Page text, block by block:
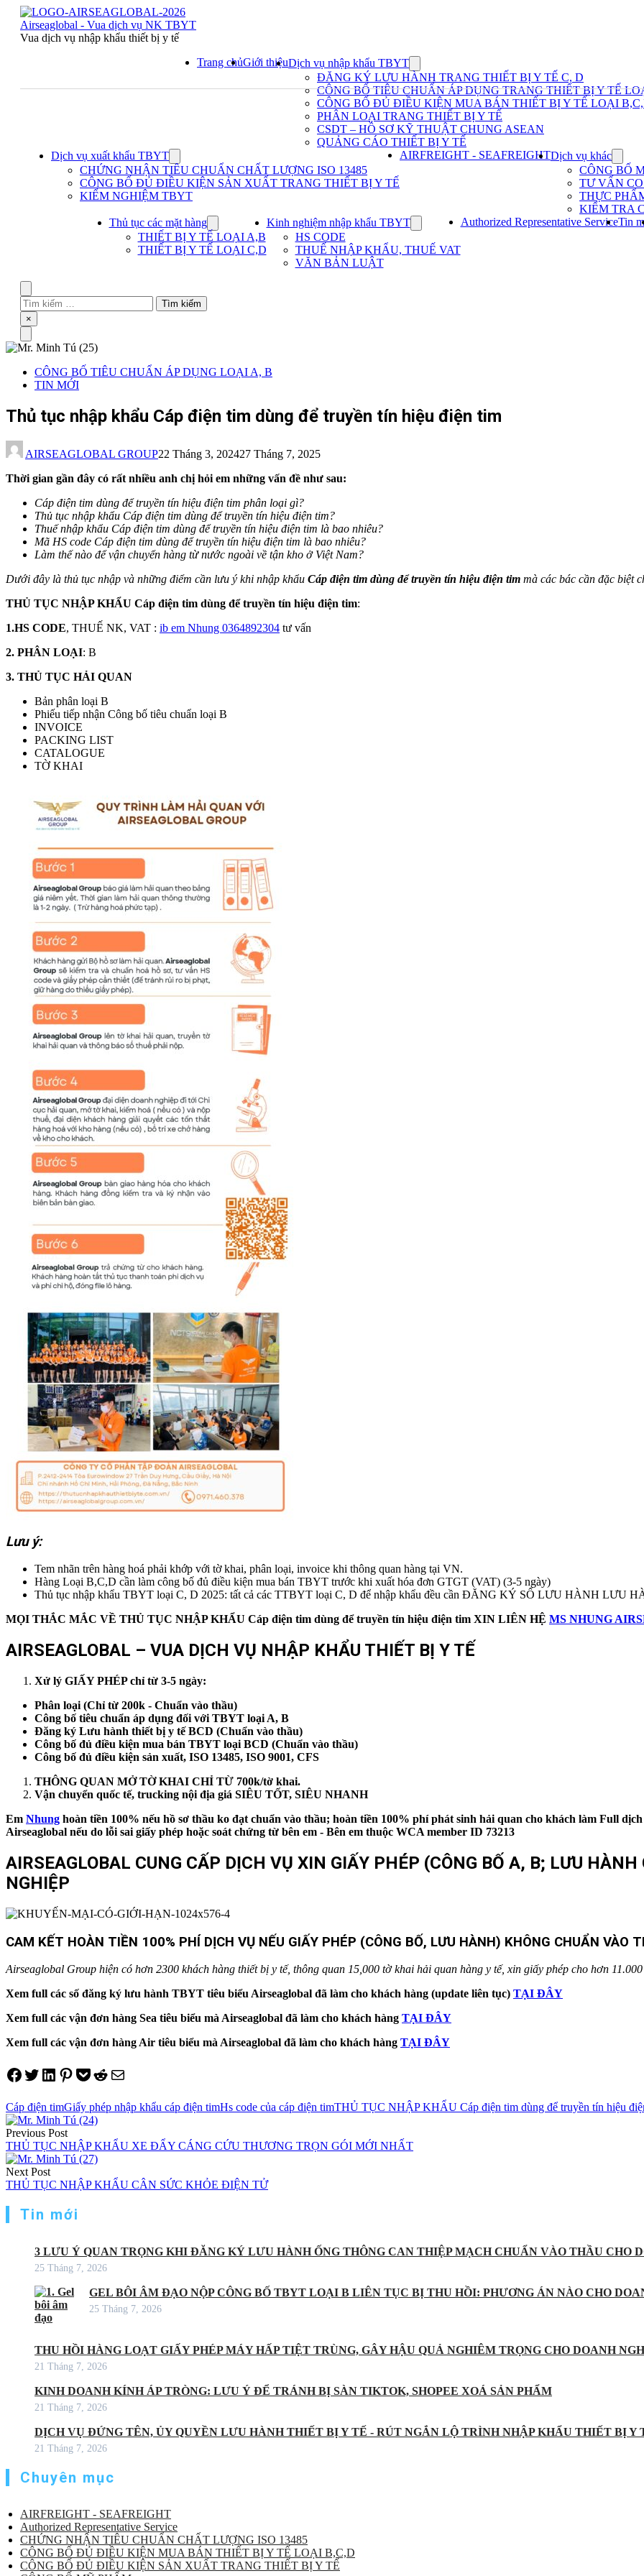
Skip
content
Airseaglobal - Vua dịch vụ NK TBYT
Vua dịch vụ nhập khẩu thiết bị y tế
Trang chủGiới thiệuDịch vụ nhập khẩu TBYT
submenu
for
Dịch
vụ
nhập
khẩu
TBYT
ĐĂNG KÝ LƯU HÀNH TRANG THIẾT BỊ Y TẾ C, D
CÔNG BỐ TIÊU CHUẨN ÁP DỤNG TRANG THIẾT BỊ Y TẾ
CÔNG BỐ ĐỦ ĐIỀU KIỆN MUA BÁN THIẾT BỊ Y TẾ LOẠI
PHÂN LOẠI TRANG THIẾT BỊ Y TẾ
CSDT – HỒ SƠ KỸ THUẬT CHUNG ASEAN
QUẢNG CÁO THIẾT BỊ Y TẾ
Dịch vụ xuất khẩu TBYT
submenu
for
Dịch
vụ
khẩu
TBYT
CHỨNG NHẬN TIÊU CHUẨN CHẤT LƯỢNG ISO 13485
CÔNG BỐ ĐỦ ĐIỀU KIỆN SẢN XUẤT TRANG THIẾT BỊ Y TẾ
KIỂM NGHIỆM TBYT
AIRFREIGHT - SEAFREIGHTDịch vụ khác
for
Dịch
vụ
khác
CÔNG BỐ
TƯ VẤN
THỰC
KIỂM TRA
Thủ tục các mặt hàng
submenu
for
Thủ
THIẾT BỊ Y TẾ LOẠI A,B
THIẾT BỊ Y TẾ LOẠI C,D
Kinh nghiệm nhập khẩu TBYT
submenu
for
Kinh
HS CODE
THUẾ NHẬP KHẨU, THUẾ VAT
VĂN BẢN LUẬT
Authorized Representative ServiceTin
Tìm
kiếm
cho:
Close
×
CÔNG BỐ TIÊU CHUẨN ÁP DỤNG LOẠI A, B
TIN MỚI
Thủ tục nhập khẩu Cáp điện tim dùng để truyền tín hiệu điện tim
AIRSEAGLOBAL GROUP22 Tháng 3, 202427 Tháng 7, 2025
Thời gian gần đây có rất nhiều anh chị hỏi em những vấn đề như sau:
Cáp điện tim dùng để truyền tín hiệu điện tim phân loại gì?
Thủ tục nhập khẩu Cáp điện tim dùng để truyền tín hiệu điện tim?
Thuế nhập khẩu Cáp điện tim dùng để truyền tín hiệu điện tim là bao nhiêu?
Mã HS code Cáp điện tim dùng để truyền tín hiệu điện tim là bao nhiêu?
Làm thế nào để vận chuyển hàng từ nước ngoài về tận kho ở Việt Nam?
Dưới đây là thủ tục nhập và những điểm cần lưu ý khi nhập khẩu Cáp điện tim dùng để truyền tín hiệu điện tim mà các bác cần đặc biệt
THỦ TỤC NHẬP KHẨU Cáp điện tim dùng để truyền tín hiệu điện tim:
1.HS CODE, THUẾ NK, VAT : ib em Nhung 0364892304 tư vấn
2. PHÂN LOẠI: B
3. THỦ TỤC HẢI QUAN
Bản phân loại B
Phiếu tiếp nhận Công bố tiêu chuẩn loại B
INVOICE
PACKING LIST
CATALOGUE
TỜ KHAI
Lưu ý:
Tem nhãn trên hàng hoá phải khớp với tờ khai, phân loại, invoice khi thông quan hàng tại VN.
Hàng Loại B,C,D cần làm công bố đủ điều kiện mua bán TBYT trước khi xuất hóa đơn GTGT (VAT) (3-5 ngày)
Thủ tục nhập khẩu TBYT loại C, D 2025: tất cả các TTBYT loại C, D để nhập khẩu đều cần ĐĂNG KÝ SỐ LƯU HÀNH LƯU
MỌI THẮC MẮC VỀ THỦ TỤC NHẬP KHẨU Cáp điện tim dùng để truyền tín hiệu điện tim XIN LIÊN HỆ MS NHUNG
AIRSEAGLOBAL – VUA DỊCH VỤ NHẬP KHẨU THIẾT BỊ Y TẾ
Xử lý GIẤY PHÉP chỉ từ 3-5 ngày:
Phân loại (Chỉ từ 200k - Chuẩn vào thầu)
Công bố tiêu chuẩn áp dụng đối với TBYT loại A, B
Đăng ký Lưu hành thiết bị y tế BCD (Chuẩn vào thầu)
Công bố đủ điều kiện mua bán TBYT loại BCD (Chuẩn vào thầu)
Công bố đủ điều kiện sản xuất, ISO 13485, ISO 9001, CFS
THÔNG QUAN MỞ TỜ KHAI CHỈ TỪ 700k/tờ khai.
Vận chuyển quốc tế, trucking nội địa giá SIÊU TỐT, SIÊU NHANH
Em Nhung hoàn tiền 100% nếu hồ sơ thầu ko đạt chuẩn vào thầu; hoàn tiền 100% phí phát sinh hải quan cho khách làm Full
Airseaglobal nếu do lỗi sai giấy phép hoặc soát chứng từ bên em - Bên em thuộc WCA member ID 73213
AIRSEAGLOBAL CUNG CẤP DỊCH VỤ XIN GIẤY PHÉP (CÔNG BỐ A, B; LƯU
NGHIỆP
CAM KẾT HOÀN TIỀN 100% PHÍ DỊCH VỤ NẾU GIẤY PHÉP (CÔNG BỐ, LƯU HÀNH) KHÔNG CHUẨN VÀO
Airseaglobal Group hiện có hơn 2300 khách hàng thiết bị y tế, thông quan 15,000 tờ khai hải quan hàng y tế, xin giấy phép cho hơn
Xem full các số đăng ký lưu hành TBYT tiêu biểu Airseaglobal đã làm cho khách hàng (update liên tục) TẠI ĐÂY
Xem full các vận đơn hàng Sea tiêu biểu mà Airseaglobal đã làm cho khách hàng TẠI ĐÂY
Xem full các vận đơn hàng Air tiêu biểu mà Airseaglobal đã làm cho khách hàng TẠI ĐÂY
Share on Facebook
Tweet on Twitter
Share on LinkedIn
Pin on Pinterest
Save to pocket
Share on Reddit
Share via Email
Cáp điện timGiấy phép nhập khẩu cáp điện timHs code của cáp điện timTHỦ TỤC NHẬP KHẨU Cáp điện tim dùng để truyền tín hiệu
Điều
hướng
bài
viết
Previous Post
THỦ TỤC NHẬP KHẨU XE ĐẨY CÁNG CỨU THƯƠNG TRỌN GÓI MỚI NHẤT
Next Post
THỦ TỤC NHẬP KHẨU CÂN SỨC KHỎE ĐIỆN TỬ
Tin mới
3 LƯU Ý QUAN TRỌNG KHI ĐĂNG KÝ LƯU HÀNH ỐNG THÔNG CAN THIỆP MẠCH CHUẨN VÀO THẦU CHO
25 Tháng 7, 2026
GEL BÔI ÂM ĐẠO NỘP CÔNG BỐ TBYT LOẠI B LIÊN TỤC BỊ THU HỒI: PHƯƠNG ÁN NÀO CHO
25 Tháng 7, 2026
THU HỒI HÀNG LOẠT GIẤY PHÉP MÁY HẤP TIỆT TRÙNG, GÂY HẬU QUẢ NGHIÊM TRỌNG CHO DOANH
21 Tháng 7, 2026
KINH DOANH KÍNH ÁP TRÒNG: LƯU Ý ĐỂ TRÁNH BỊ SÀN TIKTOK, SHOPEE XOÁ SẢN PHẨM
21 Tháng 7, 2026
DỊCH VỤ ĐỨNG TÊN, ỦY QUYỀN LƯU HÀNH THIẾT BỊ Y TẾ - RÚT NGẮN LỘ TRÌNH NHẬP KHẨU THIẾT BỊ Y
21 Tháng 7, 2026
Chuyên mục
AIRFREIGHT - SEAFREIGHT
Authorized Representative Service
CHỨNG NHẬN TIÊU CHUẨN CHẤT LƯỢNG ISO 13485
CÔNG BỐ ĐỦ ĐIỀU KIỆN MUA BÁN THIẾT BỊ Y TẾ LOẠI B,C,D
CÔNG BỐ ĐỦ ĐIỀU KIỆN SẢN XUẤT TRANG THIẾT BỊ Y TẾ